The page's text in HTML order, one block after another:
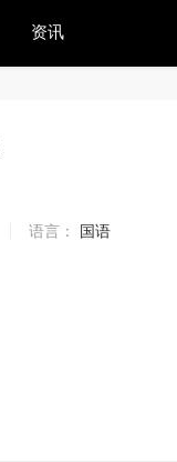
资讯
语言：
国语